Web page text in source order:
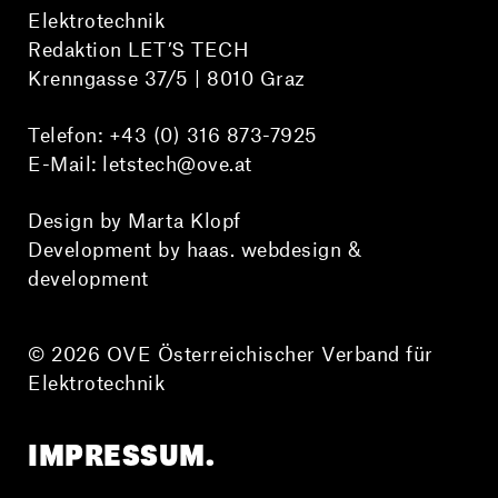
Elektrotechnik
Redaktion LET’S TECH
Krenngasse 37/5 | 8010 Graz
Telefon: +43 (0) 316 873-7925
E-Mail: letstech@ove.at
Design by Marta Klopf
Development by haas. webdesign &
development
© 2026 OVE Österreichischer Verband für
Elektrotechnik
IMPRESSUM.